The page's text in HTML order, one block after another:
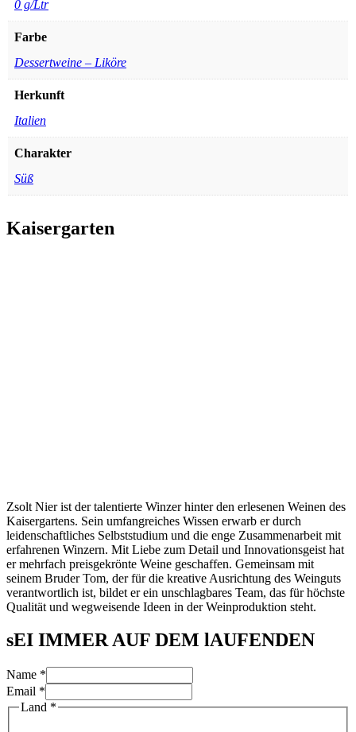
0 g/Ltr
Farbe
Dessertweine – Liköre
Herkunft
Italien
Charakter
Süß
Kaisergarten
Zsolt Nier ist der talentierte Winzer hinter den erlesenen Weinen des
Kaisergartens. Sein umfangreiches Wissen erwarb er durch
leidenschaftliches Selbststudium und die enge Zusammenarbeit mit
erfahrenen Winzern. Mit Liebe zum Detail und Innovationsgeist hat
er mehrfach preisgekrönte Weine geschaffen. Gemeinsam mit
seinem Bruder Tom, der für die kreative Ausrichtung des Weinguts
verantwortlich ist, bildet er ein unschlagbares Team, das für höchste
Qualität und wegweisende Ideen in der Weinproduktion steht.
sEI IMMER AUF DEM lAUFENDEN
Agreement
GDPR
Email
Name *
Email *
Land *